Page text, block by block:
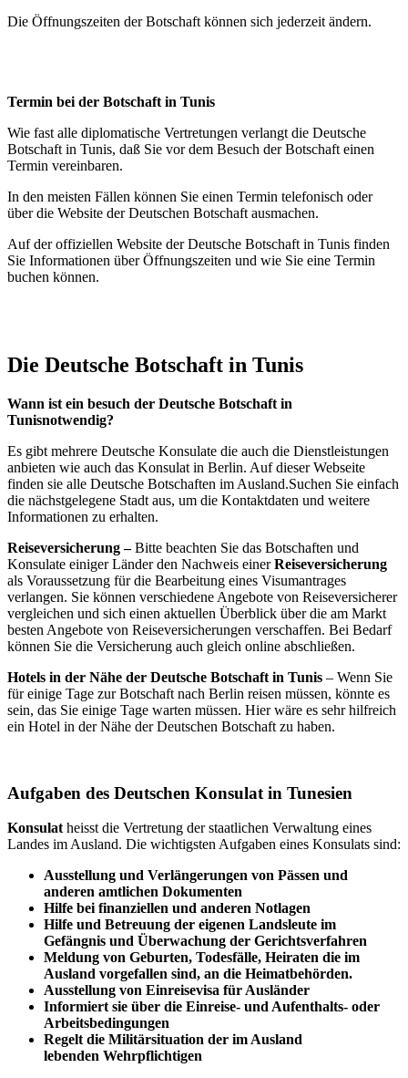
Die Öffnungszeiten der Botschaft können sich jederzeit ändern.
Termin bei der Botschaft in Tunis
Wie fast alle diplomatische Vertretungen verlangt die Deutsche
Botschaft in Tunis, daß Sie vor dem Besuch der Botschaft einen
Termin vereinbaren.
In den meisten Fällen können Sie einen Termin telefonisch oder
über die Website der Deutschen Botschaft ausmachen.
Auf der offiziellen Website der Deutsche Botschaft in Tunis finden
Sie Informationen über Öffnungszeiten und wie Sie eine Termin
buchen können.
Die Deutsche Botschaft in Tunis
Wann ist ein besuch der Deutsche Botschaft in
Tunisnotwendig?
Es gibt mehrere Deutsche Konsulate die auch die Dienstleistungen
anbieten wie auch das Konsulat in Berlin. Auf dieser Webseite
finden sie alle Deutsche Botschaften im Ausland.Suchen Sie einfach
die nächstgelegene Stadt aus, um die Kontaktdaten und weitere
Informationen zu erhalten.
Reiseversicherung –Bitte beachten Sie das Botschaften und
Konsulate einiger Länder den Nachweis einerReiseversicherung
als Voraussetzung für die Bearbeitung eines Visumantrages
verlangen. Sie können verschiedene Angebote von Reiseversicherer
vergleichen und sich einen aktuellen Überblick über die am Markt
besten Angebote von Reiseversicherungen verschaffen. Bei Bedarf
können Sie die Versicherung auch gleich online abschließen.
Hotels in der Nähe der Deutsche Botschaft in Tunis – Wenn Sie
für einige Tage zur Botschaft nach Berlin reisen müssen, könnte es
sein, das Sie einige Tage warten müssen. Hier wäre es sehr hilfreich
ein Hotel in der Nähe der Deutschen Botschaft zu haben.
Aufgaben des Deutschen Konsulat in Tunesien
Konsulatheisst die Vertretung der staatlichen Verwaltung eines
Landes im Ausland. Die wichtigsten Aufgaben eines Konsulats sind:
Ausstellung und Verlängerungen von Pässen und
anderen amtlichen Dokumenten
Hilfe bei finanziellen und anderen Notlagen
Hilfe und Betreuung der eigenen Landsleute im
Gefängnis und Überwachung der Gerichtsverfahren
Meldung von Geburten, Todesfälle, Heiraten die im
Ausland vorgefallen sind, an die Heimatbehörden.
Ausstellung von Einreisevisa für Ausländer
Informiert sie über die Einreise- und Aufenthalts- oder
Arbeitsbedingungen
Regelt die Militärsituation der im Ausland
lebenden Wehrpflichtigen